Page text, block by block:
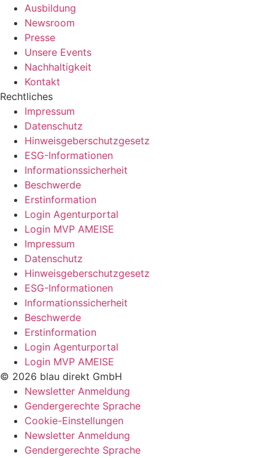
Ausbildung
Newsroom
Presse
Unsere Events
Nachhaltigkeit
Kontakt
Rechtliches
Impressum
Datenschutz
Hinweisgeberschutzgesetz
ESG-Informationen
Informationssicherheit
Beschwerde
Erstinformation
Login Agenturportal
Login MVP AMEISE
Impressum
Datenschutz
Hinweisgeberschutzgesetz
ESG-Informationen
Informationssicherheit
Beschwerde
Erstinformation
Login Agenturportal
Login MVP AMEISE
© 2026 blau direkt GmbH
Newsletter Anmeldung
Gendergerechte Sprache
Cookie-Einstellungen
Newsletter Anmeldung
Gendergerechte Sprache